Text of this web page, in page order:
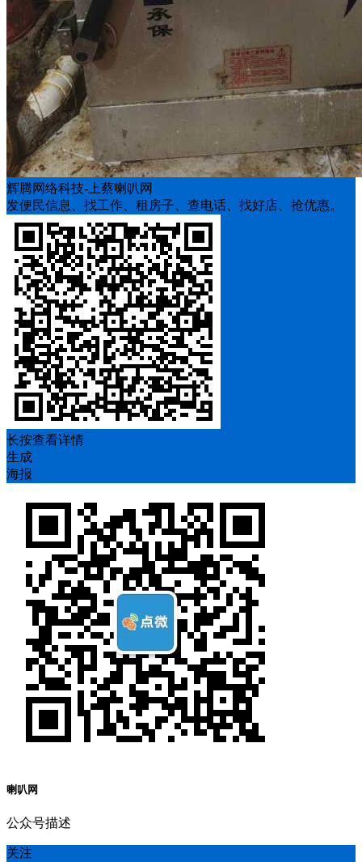
辉腾网络科技-上蔡喇叭网
发便民信息、找工作、租房子、查电话、找好店、抢优惠。
长按查看详情
生成
海报
喇叭网
公众号描述
关注